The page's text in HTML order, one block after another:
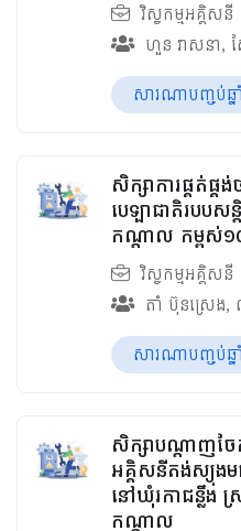
វិស្វកម្មអគ្គិសនី
ហួន​ វាសនា,
សារណាបញ្ចប់ឆ្នាំ
សិក្សាការផ្គត់ផ្គ
បេឡាជាតិរបបស
កណ្តាល កម្ពស់១
វិស្វកម្មអគ្គិសនី
តាំ ប៊ុនស្រេង,
សារណាបញ្ចប់ឆ្នាំ
សិក្សាបណ្តាញច
អគ្គិសនីតង់ស្យុង
នៅឃុំរកាជន្លឹង ស្
កណ្ដាល